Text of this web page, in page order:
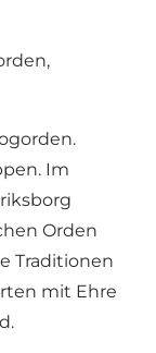
Im
Orden
Traditionen
mit Ehre